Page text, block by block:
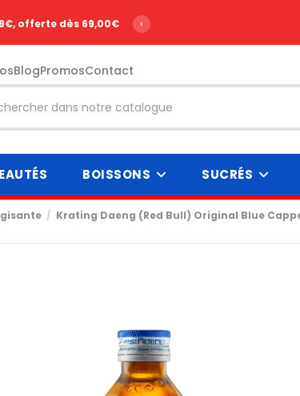
offerte dès 69,00€ ›
BlogPromosContact
BOISSONS SUCRÉS
Krating Daeng (Red Bull) Original Blue